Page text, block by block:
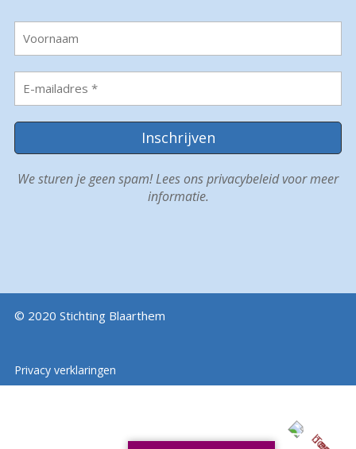
We sturen je geen spam! Lees onsprivacybeleidvoor meer
informatie.
© 2020 Stichting Blaarthem
Privacy verklaringen